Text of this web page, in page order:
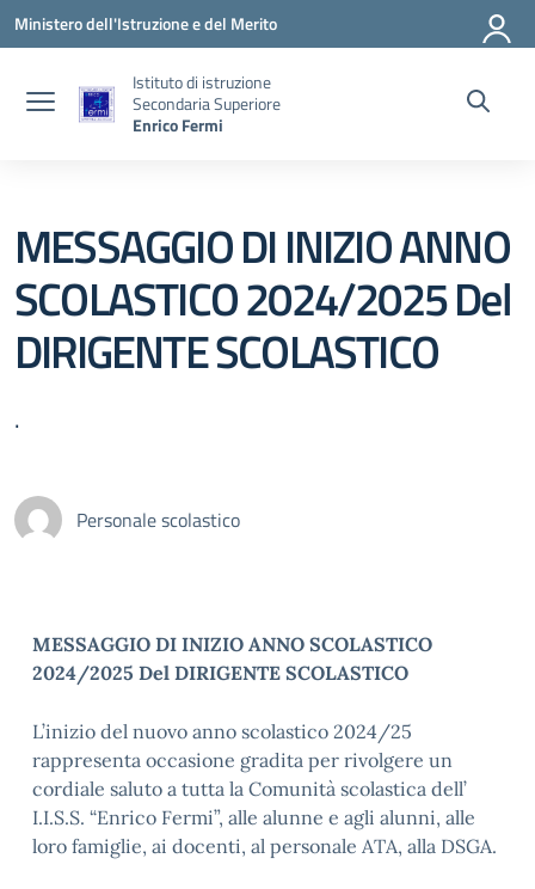
Vai ai contenuti
Vai al menu di navigazione
Vai al footer
Ministero dell'Istruzione e del Merito
Istituto di istruzione
Secondaria Superiore
Enrico Fermi
MESSAGGIO DI INIZIO ANNO
SCOLASTICO 2024/2025 Del
DIRIGENTE SCOLASTICO
.
Personale scolastico
MESSAGGIO DI INIZIO ANNO SCOLASTICO
2024/2025 Del DIRIGENTE SCOLASTICO
L’inizio del nuovo anno scolastico 2024/25
rappresenta occasione gradita per rivolgere un
cordiale saluto a tutta la Comunità scolastica dell’
I.I.S.S. “Enrico Fermi”, alle alunne e agli alunni, alle
loro famiglie, ai docenti, al personale ATA, alla DSGA.